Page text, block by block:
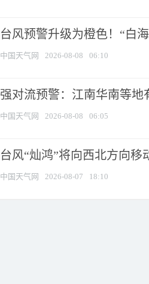
台风预警升级为橙色！“白
中国天气网 2026-08-08 06:10
强对流预警：江南华南等地
中国天气网 2026-08-08 06:05
台风“灿鸿”将向西北方向移
中国天气网 2026-08-07 18:10